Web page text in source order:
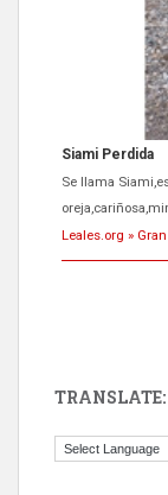
Siami Perdida
Se llama
Leales.org »
El ayuntamiento
TRANSLATE: